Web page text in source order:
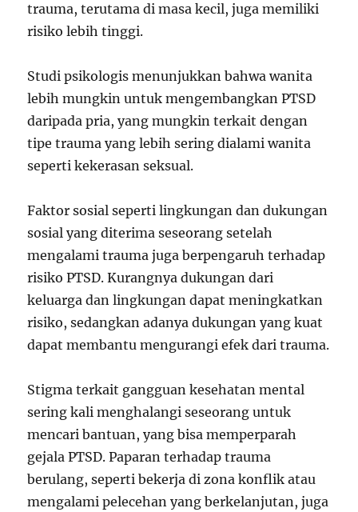
trauma, terutama di masa kecil, juga memiliki
risiko lebih tinggi.
Studi psikologis menunjukkan bahwa wanita
lebih mungkin untuk mengembangkan PTSD
daripada pria, yang mungkin terkait dengan
tipe trauma yang lebih sering dialami wanita
seperti kekerasan seksual.
Faktor sosial seperti lingkungan dan dukungan
sosial yang diterima seseorang setelah
mengalami trauma juga berpengaruh terhadap
risiko PTSD. Kurangnya dukungan dari
keluarga dan lingkungan dapat meningkatkan
risiko, sedangkan adanya dukungan yang kuat
dapat membantu mengurangi efek dari trauma.
Stigma terkait gangguan kesehatan mental
sering kali menghalangi seseorang untuk
mencari bantuan, yang bisa memperparah
gejala PTSD. Paparan terhadap trauma
berulang, seperti bekerja di zona konflik atau
mengalami pelecehan yang berkelanjutan, juga